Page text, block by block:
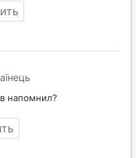
напомнил?